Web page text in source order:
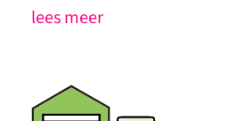
lees meer